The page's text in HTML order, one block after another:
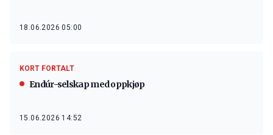
18.06.2026 05:00
KORT FORTALT
Endúr-selskap med oppkjøp
15.06.2026 14:52